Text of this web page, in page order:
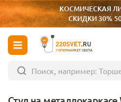
КОСМИЧЕСКАЯ
СКИДКИ 30%
ГИПЕРМАРКЕТ СВЕТА